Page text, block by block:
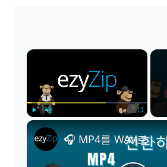
×
🎧 MP4를 WAV로 온라인 변환하는 방법 - 무료 & 앱 불필요